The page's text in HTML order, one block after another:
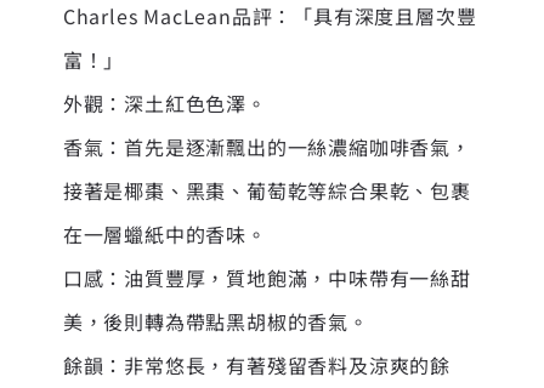
Charles MacLean品評：「具有深度且層次豐
富！」
外觀：深土紅色色澤。
香氣：首先是逐漸飄出的一絲濃縮咖啡香氣，
接著是椰棗、黑棗、葡萄乾等綜合果乾、包裹
在一層蠟紙中的香味。
口感：油質豐厚，質地飽滿，中味帶有一絲甜
美，後則轉為帶點黑胡椒的香氣。
餘韻：非常悠長，有著殘留香料及涼爽的餘